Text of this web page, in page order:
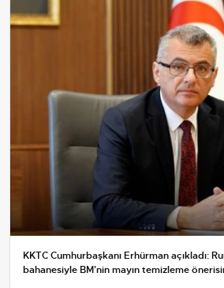
KKTC Cumhurbaşkanı Erhürman açıkladı:
bahanesiyle BM'nin mayın temizleme